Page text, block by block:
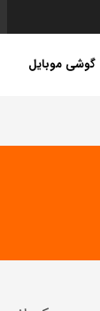
گوشی موبایل